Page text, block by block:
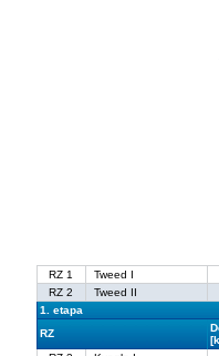
RZ 1 Tweed I
RZ 2
Tweed II
1. etapa
RZ